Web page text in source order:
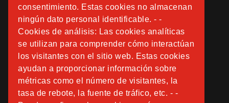
consentimiento. Estas cookies no almacenan
ningún dato personal identificable. - -
Cookies de análisis: Las cookies analíticas
se utilizan para comprender cómo interactúan
los visitantes con el sitio web. Estas cookies
ayudan a proporcionar información sobre
métricas como el número de visitantes, la
tasa de rebote, la fuente de tráfico, etc. - -